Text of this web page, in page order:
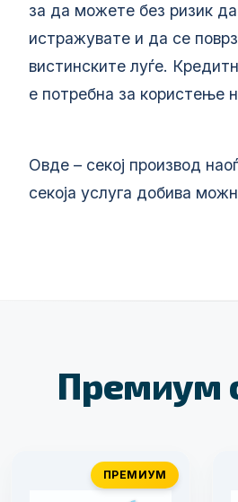
за да можете без ризик
истражувате и да се
вистинските луѓе.
е потребна за користење
Овде – секој производ
секоја услуга добива
Премиум
ПРЕМИУМ